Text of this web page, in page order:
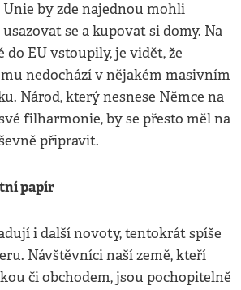
Unie by zde najednou mohli
se a kupovat si domy. Na
EU vstoupily, je vidět, že
nedochází v nějakém masivním
Národ, který nesnese Němce na
filharmonie, by se přesto měl na
připravit.
papír
i další novoty, tentokrát spíše
Návštěvníci naší země, kteří
či obchodem, jsou pochopitelně